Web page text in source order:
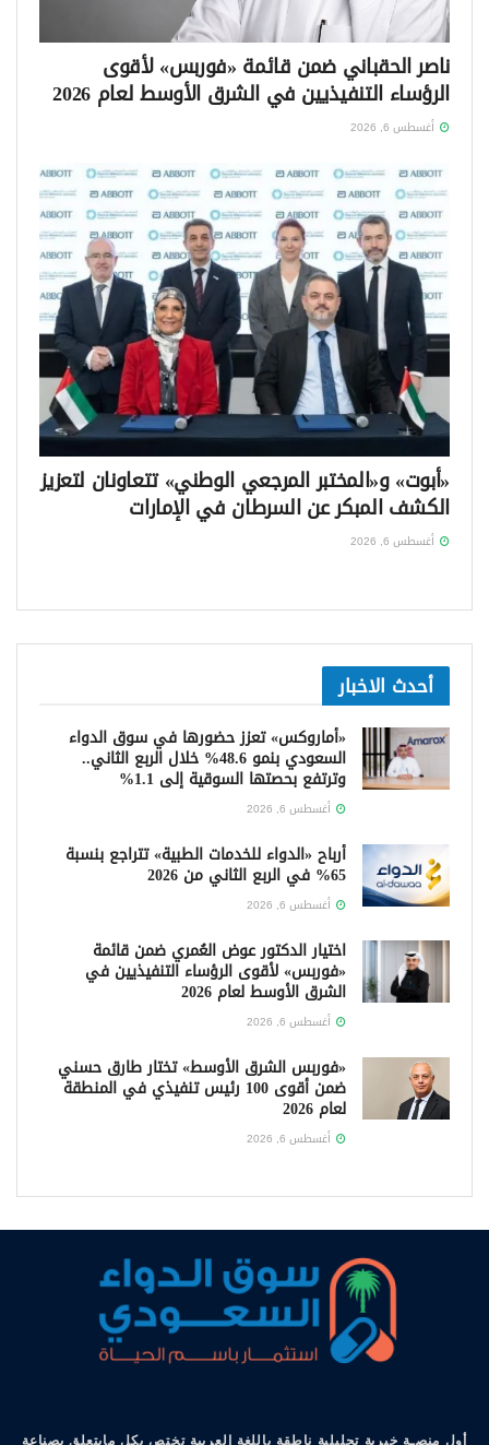
ناصر الحقباني ضمن قائمة «فوربس» لأقوى
الرؤساء التنفيذيين في الشرق الأوسط لعام 2026
أغسطس 6, 2026
«أبوت» و«المختبر المرجعي الوطني» تتعاونان لتعزيز
الكشف المبكر عن السرطان في الإمارات
أغسطس 6, 2026
أحدث الاخبار
«أماروكس» تعزز حضورها في سوق الدواء
السعودي بنمو 48.6% خلال الربع الثاني..
وترتفع بحصتها السوقية إلى 1.1%
أغسطس 6, 2026
أرباح «الدواء للخدمات الطبية» تتراجع بنسبة
65% في الربع الثاني من 2026
أغسطس 6, 2026
اختيار الدكتور عوض العُمري ضمن قائمة
«فوربس» لأقوى الرؤساء التنفيذيين في
الشرق الأوسط لعام 2026
أغسطس 6, 2026
«فوربس الشرق الأوسط» تختار طارق حسني
ضمن أقوى 100 رئيس تنفيذي في المنطقة
لعام 2026
أغسطس 6, 2026
أول منصـة خبرية تحليلية ناطقة باللغة العربية تختص بكل مايتعلق بصناعة